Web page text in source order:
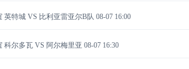
英特城 VS 比利亚雷亚尔B队08-07 16:00
科尔多瓦 VS 阿尔梅里亚08-07 16:30